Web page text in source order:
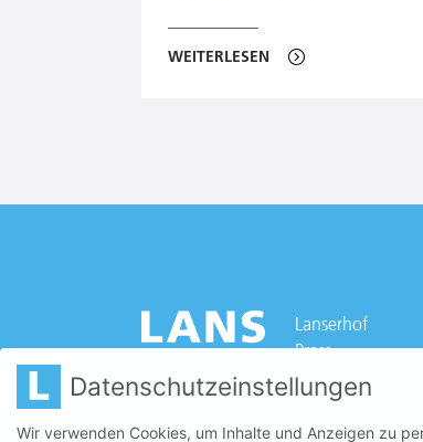
WEITERLESEN
Lanserhof
Press
Career
SHOP
Datenschutzeinstellungen
Wir verwenden Cookies, um Inhalte und Anzeigen zu